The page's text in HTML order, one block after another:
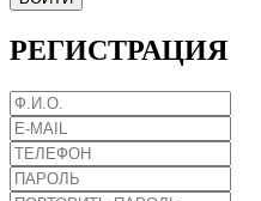
РЕГИСТРАЦИЯ